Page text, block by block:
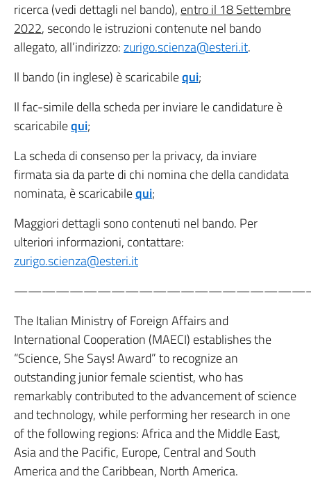
ricerca (vedi dettagli nel bando), entro il 18 Settembre
2022, secondo le istruzioni contenute nel bando
allegato, all’indirizzo:zurigo.scienza@esteri.it.
Il bando (in inglese) è scaricabilequi;
Il fac-simile della scheda per inviare le candidature è
scaricabilequi;
La scheda di consenso per la privacy, da inviare
firmata sia da parte di chi nomina che della candidata
nominata, è scaricabilequi;
Maggiori dettagli sono contenuti nel bando. Per
ulteriori informazioni, contattare:
zurigo.scienza@esteri.it
The Italian Ministry of Foreign Affairs and
International Cooperation (MAECI) establishes the
“Science, She Says! Award” to recognize an
outstanding junior female scientist, who has
remarkably contributed to the advancement of science
and technology, while performing her research in one
of the following regions: Africa and the Middle East,
Asia and the Pacific, Europe, Central and South
America and the Caribbean, North America.